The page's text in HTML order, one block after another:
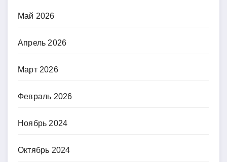
Май 2026
Апрель 2026
Март 2026
Февраль 2026
Ноябрь 2024
Октябрь 2024